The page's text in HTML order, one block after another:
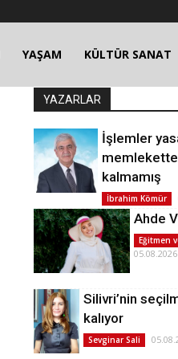
YAŞAM KÜLTÜR SANAT
YAZARLAR
İşlemler
kalmamış
İbrahim Kömür
Ahde
Eğitmen
05.08.2026
Silivri’nin
kalıyor
Sevginar Sali